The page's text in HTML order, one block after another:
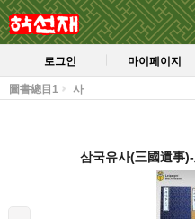
로그인 마이페이지
圖書總目1 사
삼국유사(三國遺事